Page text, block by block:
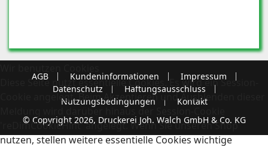
AGB Kundeninformationen
Impressum
Datenschutz
Haftungsausschluss
Nutzungsbedingungen
Kontakt
© Copyright 2026, Druckerei Joh. Walch GmbH & Co. KG
Diese Seite nutzt essentielle Cookies. Es wird ein Session-
Cookie angelegt. Beim Akzeptieren und Ausblenden dieser
Meldung wird darüber hinaus der Session-Cookie
'reDimCookieHint' angelegt. Wenn Sie unseren Shop
nutzen, stellen weitere essentielle Cookies wichtige